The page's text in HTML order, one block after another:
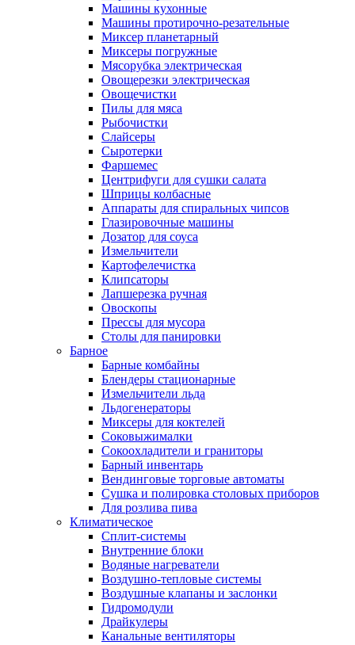
Машины кухонные
Машины протирочно-резательные
Миксер планетарный
Миксеры погружные
Мясорубка электрическая
Овощерезки электрическая
Овощечистки
Пилы для мяса
Рыбочистки
Слайсеры
Сыротерки
Фаршемес
Центрифуги для сушки салата
Шприцы колбасные
Аппараты для спиральных чипсов
Глазировочные машины
Дозатор для соуса
Измельчители
Картофелечистка
Клипсаторы
Лапшерезка ручная
Овоскопы
Прессы для мусора
Столы для панировки
Барное
Барные комбайны
Блендеры стационарные
Измельчители льда
Льдогенераторы
Миксеры для коктелей
Соковыжималки
Сокоохладители и граниторы
Барный инвентарь
Вендинговые торговые автоматы
Сушка и полировка столовых приборов
Для розлива пива
Климатическое
Сплит-системы
Внутренние блоки
Водяные нагреватели
Воздушно-тепловые системы
Воздушные клапаны и заслонки
Гидромодули
Драйкулеры
Канальные вентиляторы